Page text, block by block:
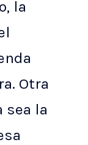
la
Otra
sea la